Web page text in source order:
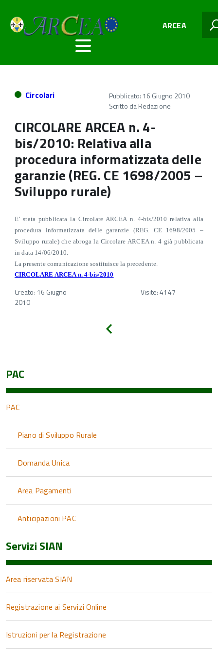
ARCEA
Circolari
Pubblicato: 16 Giugno 2010
Scritto daRedazione
CIRCOLARE ARCEA n. 4-
bis/2010: Relativa alla
procedura informatizzata delle
garanzie (REG. CE 1698/2005 –
Sviluppo rurale)
E’ stata pubblicata la Circolare ARCEA n. 4-bis/2010 relativa alla
procedura informatizzata delle garanzie (REG. CE 1698/2005 –
Sviluppo rurale) che abroga la Circolare ARCEA n. 4 già pubblicata
in data 14/06/2010.
La presente comunicazione sostituisce la precedente.
CIRCOLARE ARCEA n. 4-bis/2010
Creato: 16 Giugno
2010
Visite: 4147
PAC
PAC
Piano di Sviluppo Rurale
Domanda Unica
Area Pagamenti
Anticipazioni PAC
Servizi SIAN
Area riservata SIAN
Registrazione ai Servizi Online
Istruzioni per la Registrazione